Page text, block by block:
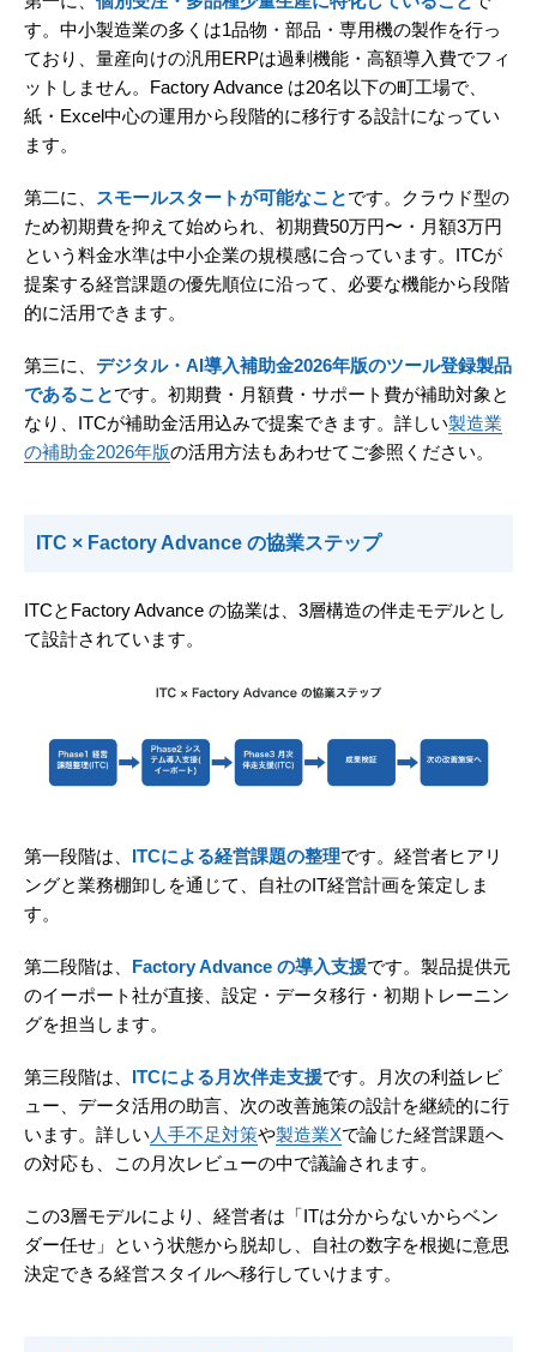
す。中小製造業の多くは1品物・部品・専用機の製作を行っ
ており、量産向けの汎用ERPは過剰機能・高額導入費でフィ
ットしません。Factory Advance は20名以下の町工場で、
紙・Excel中心の運用から段階的に移行する設計になってい
ます。
第二に、 スモールスタートが可能なことです。クラウド型の
ため初期費を抑えて始められ、初期費50万円〜・月額3万円
という料金水準は中小企業の規模感に合っています。ITCが
提案する経営課題の優先順位に沿って、必要な機能から段階
的に活用できます。
第三に、 デジタル・AI導入補助金2026年版のツール登録製品
であることです。初期費・月額費・サポート費が補助対象と
なり、ITCが補助金活用込みで提案できます。詳しい製造業
の補助金2026年版の活用方法もあわせてご参照ください。
ITC × Factory Advance の協業ステップ
ITCとFactory Advance の協業は、3層構造の伴走モデルとし
て設計されています。
第一段階は、 ITCによる経営課題の整理です。経営者ヒアリ
ングと業務棚卸しを通じて、自社のIT経営計画を策定しま
す。
第二段階は、 Factory Advance の導入支援です。製品提供元
のイーポート社が直接、設定・データ移行・初期トレーニン
グを担当します。
第三段階は、 ITCによる月次伴走支援です。月次の利益レビ
ュー、データ活用の助言、次の改善施策の設計を継続的に行
います。詳しい 人手不足対策や製造業Xで論じた経営課題へ
の対応も、この月次レビューの中で議論されます。
この3層モデルにより、経営者は「ITは分からないからベン
ダー任せ」という状態から脱却し、自社の数字を根拠に意思
決定できる経営スタイルへ移行していけます。